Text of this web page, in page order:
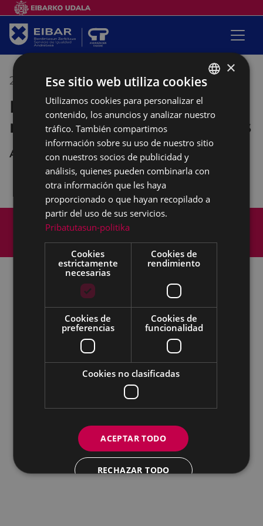
20/12/2022 17:30 -19:30
Espacio de encuentro de
mujeres de diversos orígenes
Andretxea
Mapa del Sitio
Aviso legal
Política de cookies
Accesibilidad
Todas las redes sociales del Ayuntamiento
Eibarko Andretxea - Isasi kalea, 11 | 20600 Eibar
Andretxea: 943 54 39 38
Igualdad: 943 70 84 40
andretxea@eibar.eus
berdintasuna@eibar.eus
IFZ: P2003100A | DIR3 L01200300
BASQUE
SPANISH
×
Ese sitio web utiliza cookies
Utilizamos cookies para personalizar el
contenido, los anuncios y analizar nuestro
tráfico. También compartimos
información sobre su uso de nuestro sitio
con nuestros socios de publicidad y
análisis, quienes pueden combinarla con
otra información que les haya
proporcionado o que hayan recopilado a
partir del uso de sus servicios.
Pribatutasun-politika
Cookies
estrictamente
necesarias
Cookies de
rendimiento
Cookies de
preferencias
Cookies de
funcionalidad
Cookies no clasificadas
ACEPTAR TODO
RECHAZAR TODO